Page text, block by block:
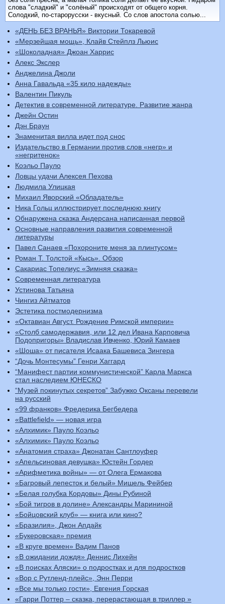
слова "сладкий" и "солёный" происходят от общего корня.
Солодкий, по-старорусски - вкусный. Со слов апостола солью...
«ДЕНЬ БЕЗ ВРАНЬЯ» Виктории Токаревой
«Мерзейшая мощь», Клайв Стейплз Льюис
«Шоколадная» Джоан Харрис
Алекс Экслер
Анджелина Джоли
Анна Гавальда «35 кило надежды»
Валентин Пикуль
Детектив в современной литературе. Развитие жанра
Джейн Остин
Дэн Браун
Знаменитая вилла идет под снос
Издательство в Германии против слов «негр» и
«негритенок»
Коэльо Пауло
Ловцы удачи Алексея Пехова
Людмила Улицкая
Михаил Яворский «Обладатель»
Ника Гольц иллюстрирует последнюю книгу
Обнаружена сказка Андерсана написанная первой
Основные направления развития современной
литературы
Павел Санаев «Похороните меня за плинтусом»
Роман Т. Толстой «Кысь». Обзор
Сакариас Топелиус «Зимняя сказка»
Современная литература
Устинова Татьяна
Чингиз Айтматов
Эстетика постмодернизма
«Октавиан Август. Рождение Римской империи»
«Столб самодержавия, или 12 дел Ивана Карповича
Подопригоры» Владислав Ивченко, Юрий Камаев
«Шоша» от писателя Исаака Башевиса Зингера
“Дочь Монтесумы” Генри Хаггард
“Манифест партии коммунистической” Карла Маркса
стал наследием ЮНЕСКО
“Музей покинутых секретов” Забужко Оксаны перевели
на русский
«99 франков» Фредерика Бегбедера
«Battlefield» — новая игра
«Алхимик» Пауло Коэльо
«Алхимик» Пауло Коэльо
«Анатомия страха» Джонатан Сантлоуфер
«Апельсиновая девушка» Юстейн Гордер
«Арифметика войны» — от Олега Ермакова
«Багровый лепесток и белый» Мишель Фейбер
«Белая голубка Кордовы» Дины Рубиной
«Бой тигров в долине» Александры Марининой
«Бойцовский клуб» — книга или кино?
«Бразилия», Джон Апдайк
«Букеровская» премия
«В круге времен» Вадим Панов
«В ожидании дождя» Деннис Лихейн
«В поисках Аляски» о подростках и для подростков
«Вор с Рутленд-плейс», Энн Перри
«Все мы только гости», Евгения Горская
«Гарри Поттер – сказка, перерастающая в триллер »